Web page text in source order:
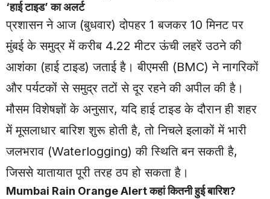
‘हाई टाइड’ का अलर्ट
प्रशासन ने आज (बुधवार) दोपहर 1 बजकर 10 मिनट पर
मुंबई के समुद्र में करीब 4.22 मीटर ऊंची लहरें उठने की
आशंका (हाई टाइड) जताई है। बीएमसी (BMC) ने नागरिकों
और पर्यटकों से समुद्र तटों से दूर रहने की अपील की है।
मौसम विशेषज्ञों के अनुसार, यदि हाई टाइड के दौरान ही शहर
में मूसलाधार बारिश शुरू होती है, तो निचले इलाकों में भारी
जलभराव (Waterlogging) की स्थिति बन सकती है,
जिससे यातायात पूरी तरह ठप हो सकता है।
Mumbai Rain Orange Alert कहां कितनी हुई बारिश?